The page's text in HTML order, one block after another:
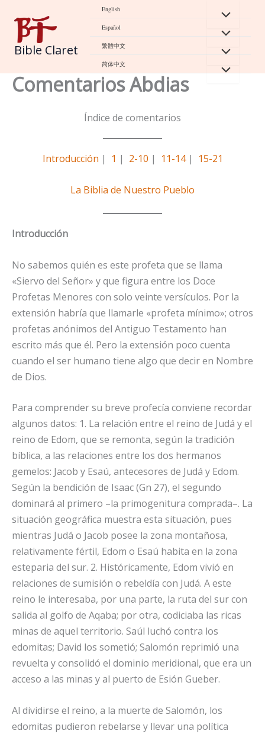
content
Bible Claret
English
Español
繁體中文
简体中文
Comentarios Abdias
Índice de comentarios
Introducción | 1 | 2-10 | 11-14| 15-21
La Biblia de Nuestro Pueblo
Introducción
No sabemos quién es este profeta que se llama
«Siervo del Señor» y que figura entre los Doce
Profetas Menores con solo veinte versículos. Por la
extensión habría que llamarle «profeta mínimo»; otros
profetas anónimos del Antiguo Testamento han
escrito más que él. Pero la extensión poco cuenta
cuando el ser humano tiene algo que decir en Nombre
de Dios.
Para comprender su breve profecía conviene recordar
algunos datos: 1. La relación entre el reino de Judá y el
reino de Edom, que se remonta, según la tradición
bíblica, a las relaciones entre los dos hermanos
gemelos: Jacob y Esaú, antecesores de Judá y Edom.
Según la bendición de Isaac (Gn 27), el segundo
dominará al primero –la primogenitura comprada–. La
situación geográfica muestra esta situación, pues
mientras Judá o Jacob posee la zona montañosa,
relativamente fértil, Edom o Esaú habita en la zona
esteparia del sur. 2. Históricamente, Edom vivió en
relaciones de sumisión o rebeldía con Judá. A este
reino le interesaba, por una parte, la ruta del sur con
salida al golfo de Aqaba; por otra, codiciaba las ricas
minas de aquel territorio. Saúl luchó contra los
edomitas; David los sometió; Salomón reprimió una
revuelta y consolidó el dominio meridional, que era un
acceso a las minas y al puerto de Esión Gueber.
Al dividirse el reino, a la muerte de Salomón, los
edomitas pudieron rebelarse y llevar una política